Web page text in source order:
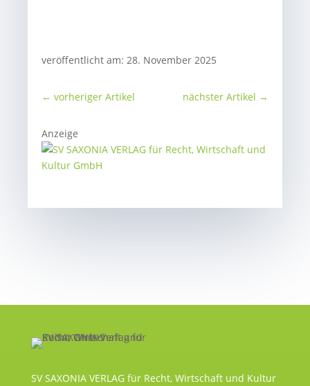
veröffentlicht am: 28. November 2025
←vorheriger Artikel nächster Artikel →
Anzeige
SV SAXONIA VERLAG für Recht, Wirtschaft und Kultur